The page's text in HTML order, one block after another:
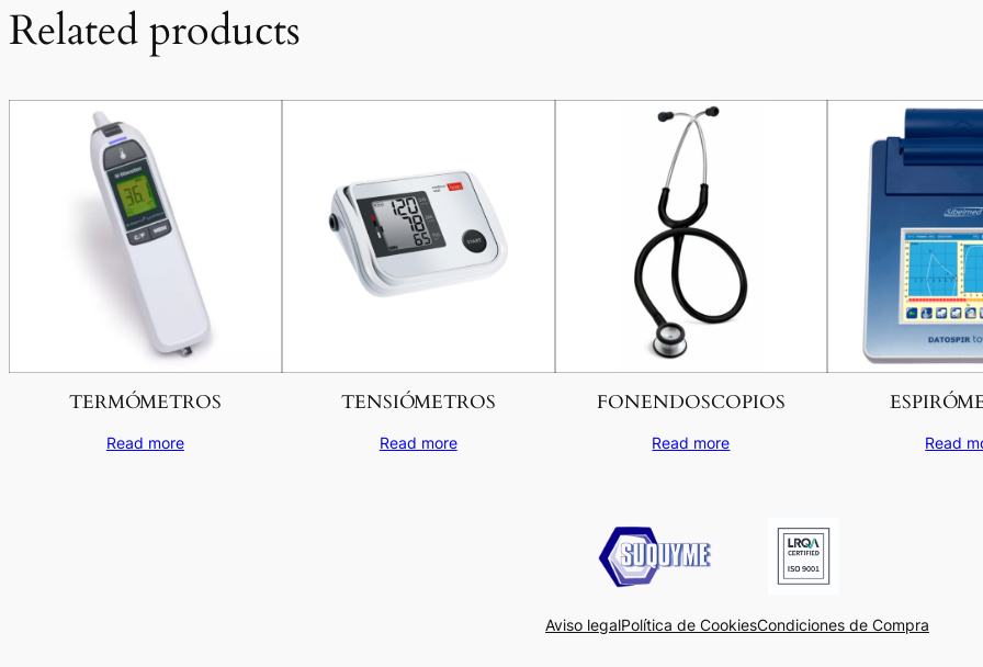
Related products
TERMÓMETROS
Read more
TENSIÓMETROS
Read more
FONENDOSCOPIOS
Read more Read
Aviso legalPolítica de CookiesCondiciones de Compra